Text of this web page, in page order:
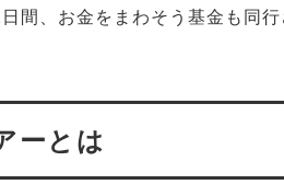
間、お金をまわそう基金も同
ーとは